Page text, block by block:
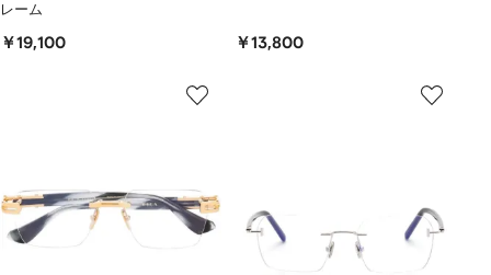
レーム
￥19,100 ￥13,800